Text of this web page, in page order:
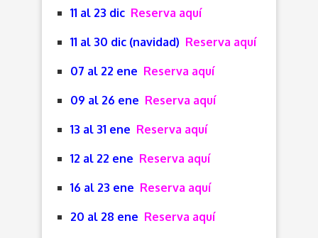
11 al 23 dic Reserva aquí
11 al 30 dic (navidad) Reserva aquí
07 al 22 ene Reserva aquí
09 al 26 ene Reserva aquí
13 al 31 ene Reserva aquí
12 al 22 ene Reserva aquí
16 al 23 ene Reserva aquí
20 al 28 ene Reserva aquí